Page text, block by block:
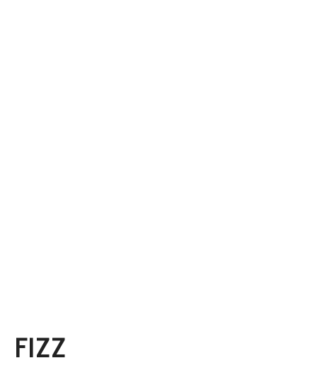
FIZZ